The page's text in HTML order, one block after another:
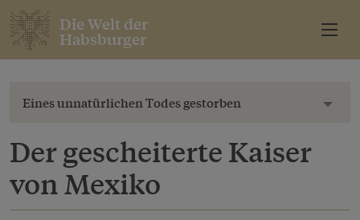
Die Welt der
Habsburger
Eines unnatürlichen Todes gestorben
Der gescheiterte Kaiser
von Mexiko